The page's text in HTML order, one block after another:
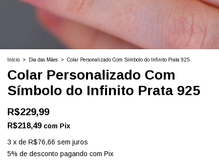
Início > Dia das Mães > Colar Personalizado Com Símbolo do Infinito Prata 925
Colar Personalizado Com
Símbolo do Infinito Prata 925
R$229,99
R$218,49 com Pix
3 x de R$76,66 sem juros
5% de desconto pagando com Pix